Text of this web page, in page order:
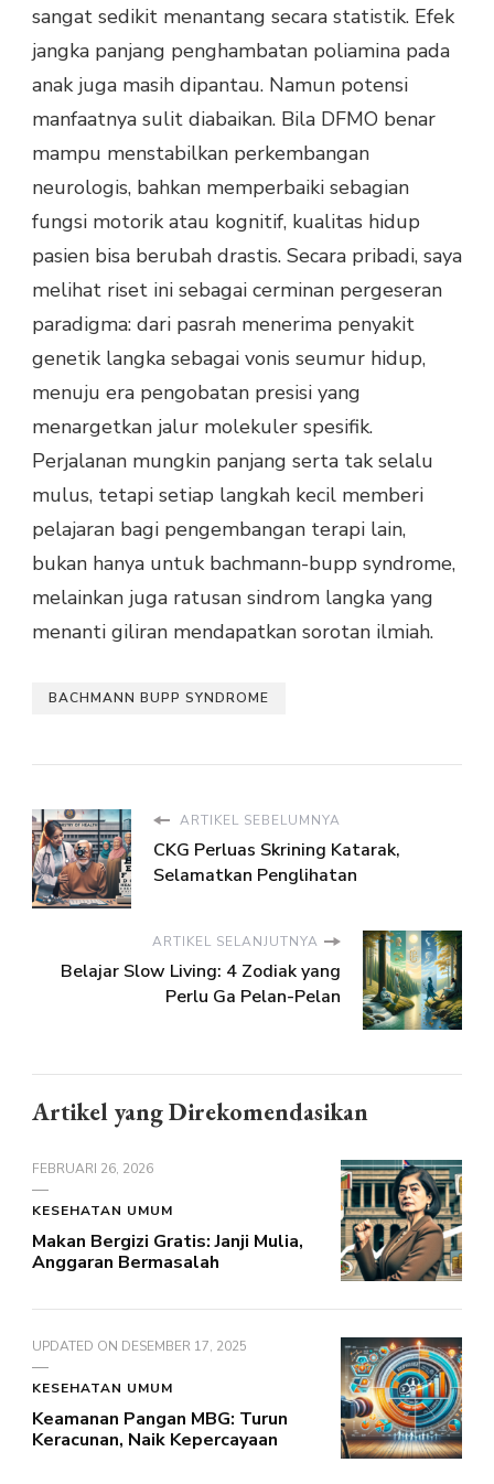
sangat sedikit menantang secara statistik. Efek
jangka panjang penghambatan poliamina pada
anak juga masih dipantau. Namun potensi
manfaatnya sulit diabaikan. Bila DFMO benar
mampu menstabilkan perkembangan
neurologis, bahkan memperbaiki sebagian
fungsi motorik atau kognitif, kualitas hidup
pasien bisa berubah drastis. Secara pribadi, saya
melihat riset ini sebagai cerminan pergeseran
paradigma: dari pasrah menerima penyakit
genetik langka sebagai vonis seumur hidup,
menuju era pengobatan presisi yang
menargetkan jalur molekuler spesifik.
Perjalanan mungkin panjang serta tak selalu
mulus, tetapi setiap langkah kecil memberi
pelajaran bagi pengembangan terapi lain,
bukan hanya untuk bachmann-bupp syndrome,
melainkan juga ratusan sindrom langka yang
menanti giliran mendapatkan sorotan ilmiah.
BACHMANN BUPP SYNDROME
ARTIKEL SEBELUMNYA
CKG Perluas Skrining Katarak,
Selamatkan Penglihatan
ARTIKEL SELANJUTNYA
Belajar Slow Living: 4 Zodiak yang
Perlu Ga Pelan-Pelan
Artikel yang Direkomendasikan
FEBRUARI 26, 2026
KESEHATAN UMUM
Makan Bergizi Gratis: Janji Mulia,
Anggaran Bermasalah
UPDATED ON DESEMBER 17, 2025
KESEHATAN UMUM
Keamanan Pangan MBG: Turun
Keracunan, Naik Kepercayaan